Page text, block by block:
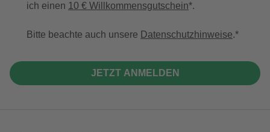
ich einen 10 € Willkommensgutschein*.
Bitte beachte auch unsere Datenschutzhinweise.
JETZT ANMELDEN